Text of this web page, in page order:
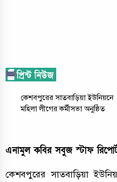
কেশবপুরের সাতবাড়িয়া ইউনিয়নে
মহিলা লীগের কর্মীসভা অনুষ্ঠিত
এনামুল কবির সবুজ স্টাফ
কেশবপুরের সাতবাড়িয়া